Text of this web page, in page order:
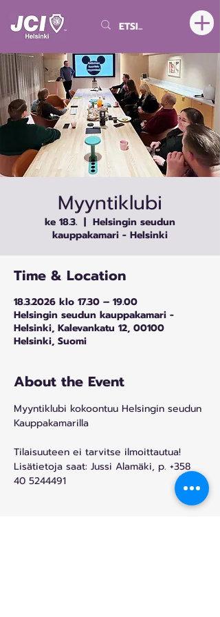
Myyntiklubi
ke 18.3.
  |
Helsingin seudun
kauppakamari - Helsinki
Time & Location
18.3.2026 klo 17.30 – 19.00
Helsingin seudun kauppakamari -
Helsinki, Kalevankatu 12, 00100
Helsinki, Suomi
About the Event
Myyntiklubi kokoontuu Helsingin seudun
Kauppakamarilla
Tilaisuuteen ei tarvitse ilmoittautua!
Lisätietoja saat: Jussi Alamäki, p. +358
40 5244491